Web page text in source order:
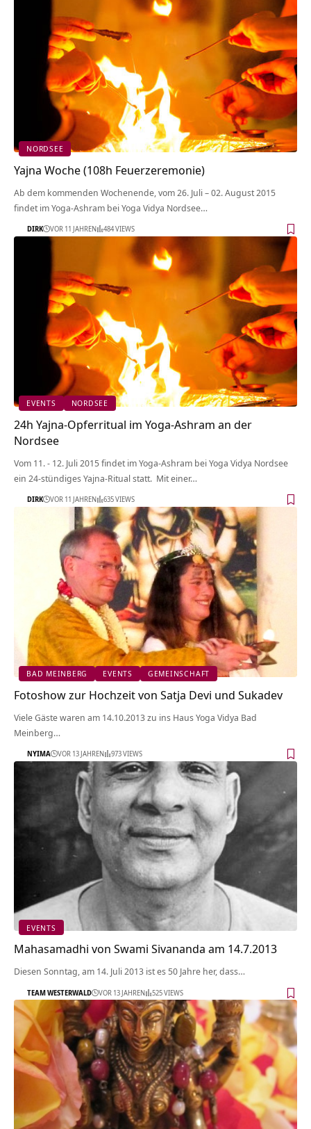
NORDSEE
Yajna Woche (108h Feuerzeremonie)
Ab dem kommenden Wochenende, vom 26. Juli – 02. August 2015
findet im Yoga-Ashram bei Yoga Vidya Nordsee…
DIRK VOR 11 JAHREN 484 VIEWS
EVENTS NORDSEE
24h Yajna-Opferritual im Yoga-Ashram an der
Nordsee
Vom 11. - 12. Juli 2015 findet im Yoga-Ashram bei Yoga Vidya Nordsee
ein 24-stündiges Yajna-Ritual statt. Mit einer…
DIRK VOR 11 JAHREN 635 VIEWS
BAD MEINBERG EVENTS GEMEINSCHAFT
Fotoshow zur Hochzeit von Satja Devi und Sukadev
Viele Gäste waren am 14.10.2013 zu ins Haus Yoga Vidya Bad
Meinberg…
NYIMA VOR 13 JAHREN 973 VIEWS
EVENTS
Mahasamadhi von Swami Sivananda am 14.7.2013
Diesen Sonntag, am 14. Juli 2013 ist es 50 Jahre her, dass…
TEAM WESTERWALD VOR 13 JAHREN 525 VIEWS